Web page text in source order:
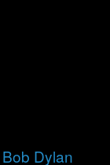
Bob Dylan